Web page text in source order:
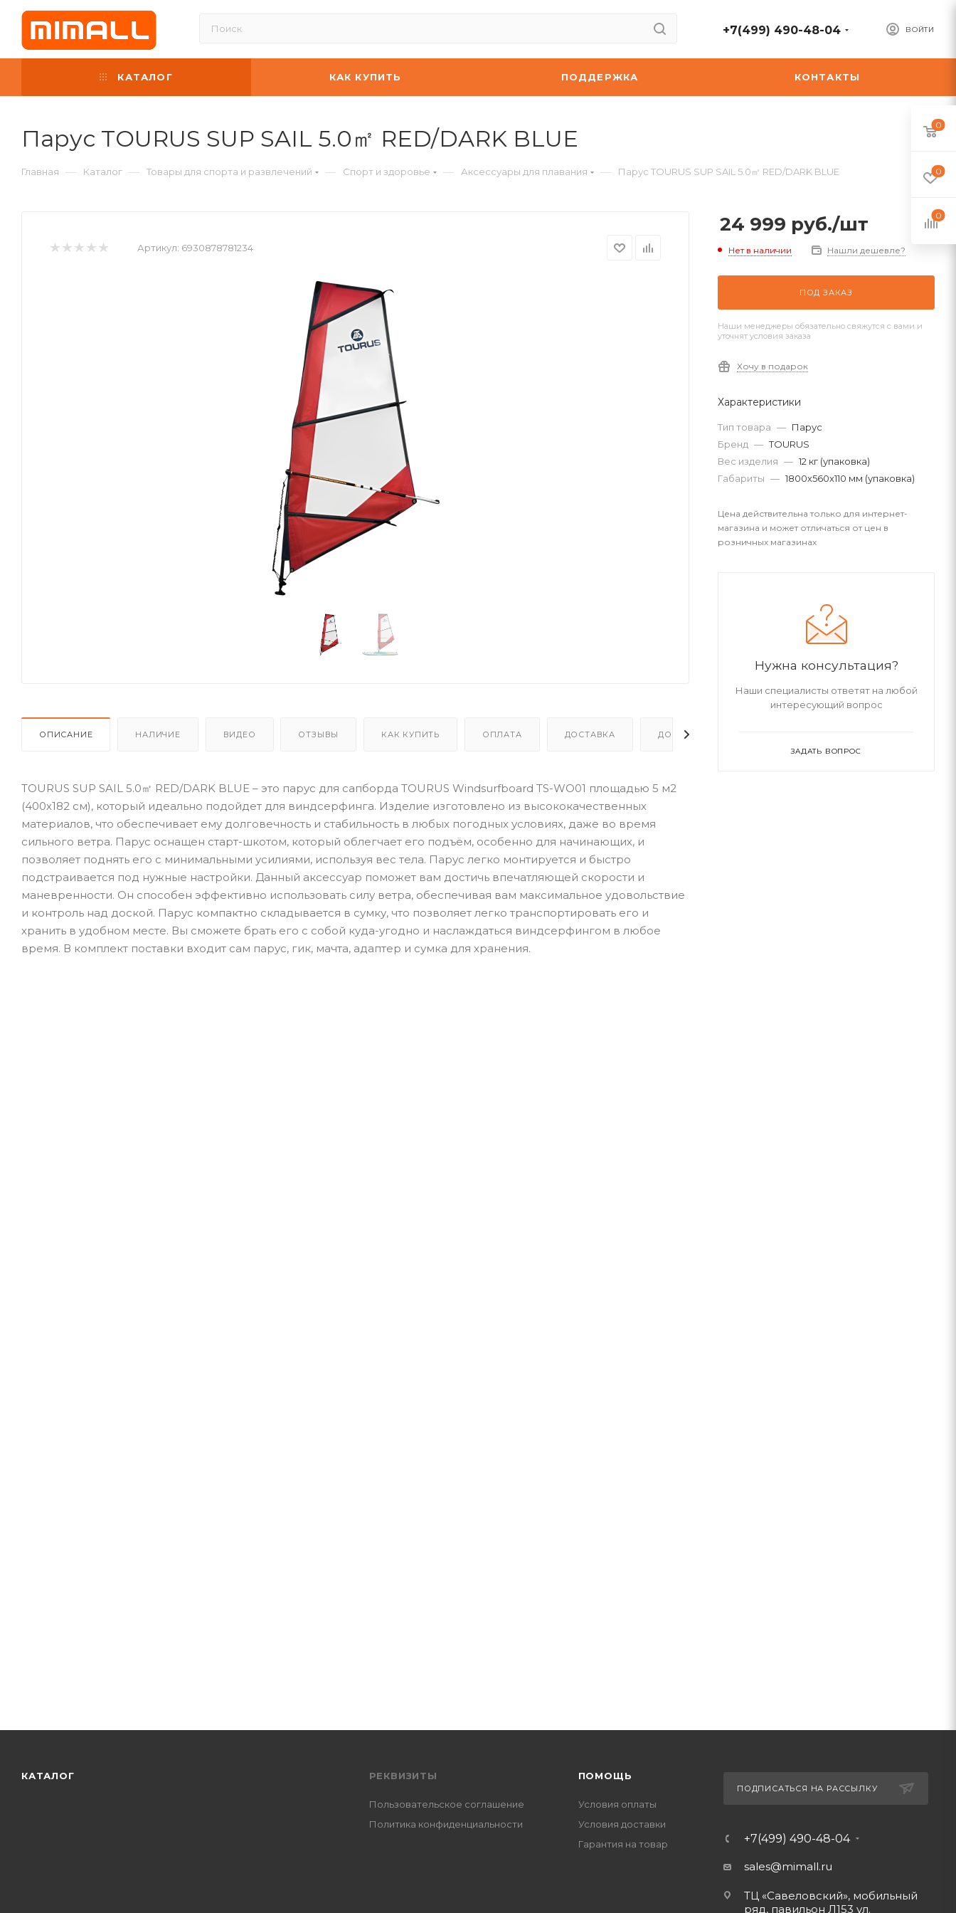
ВОЙТИ
+7(499) 490-48-04
КАТАЛОГ КАК КУПИТЬ ПОДДЕРЖКА КОНТАКТЫ
Парус TOURUS SUP SAIL 5.0㎡ RED/DARK BLUE
Главная — Каталог — Товары для спорта и развлечений — Спорт и здоровье — Аксессуары для плавания — Парус TOURUS SUP SAIL 5.0㎡ RED/DARK BLUE
Артикул: 6930878781234
ОПИСАНИЕ НАЛИЧИЕ ВИДЕО ОТЗЫВЫ КАК КУПИТЬ ОПЛАТА ДОСТАВКА ДОПОЛНИТЕЛЬНО
TOURUS SUP SAIL 5.0㎡ RED/DARK BLUE – это парус для сапборда TOURUS Windsurfboard TS-WO01 площадью 5 м2
(400х182 см), который идеально подойдет для виндсерфинга. Изделие изготовлено из высококачественных
материалов, что обеспечивает ему долговечность и стабильность в любых погодных условиях, даже во время
сильного ветра. Парус оснащен старт-шкотом, который облегчает его подъём, особенно для начинающих, и
позволяет поднять его с минимальными усилиями, используя вес тела. Парус легко монтируется и быстро
подстраивается под нужные настройки. Данный аксессуар поможет вам достичь впечатляющей скорости и
маневренности. Он способен эффективно использовать силу ветра, обеспечивая вам максимальное удовольствие
и контроль над доской. Парус компактно складывается в сумку, что позволяет легко транспортировать его и
хранить в удобном месте. Вы сможете брать его с собой куда-угодно и наслаждаться виндсерфингом в любое
время. В комплект поставки входит сам парус, гик, мачта, адаптер и сумка для хранения.
24 999 руб./шт
Нет в наличии Нашли дешевле?
ПОД ЗАКАЗ
Наши менеджеры обязательно свяжутся с вами и
уточнят условия заказа
Хочу в подарок
Характеристики
Тип товара — Парус
Бренд — TOURUS
Вес изделия — 12 кг (упаковка)
Габариты — 1800х560х110 мм (упаковка)
Цена действительна только для интернет-
магазина и может отличаться от цен в
розничных магазинах
Нужна консультация?
Наши специалисты ответят на любой
интересующий вопрос
ЗАДАТЬ ВОПРОС
КАТАЛОГ РЕКВИЗИТЫ
Пользовательское соглашение
Политика конфиденциальности
ПОМОЩЬ
Условия оплаты
Условия доставки
Гарантия на товар
ПОДПИСАТЬСЯ НА РАССЫЛКУ
+7(499) 490-48-04
sales@mimall.ru
ТЦ «Савеловский», мобильный
ряд, павильон Л153 ул.
0
0
0